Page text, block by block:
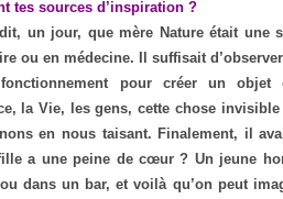
tes sources d’inspiration ?
un jour, que mère Nature était une
ou en médecine. Il suffisait
pour créer un objet
la Vie, les gens, cette chose
en nous taisant. Finalement, il
a une peine de cœur ? Un jeune
dans un bar, et voilà qu’on peut